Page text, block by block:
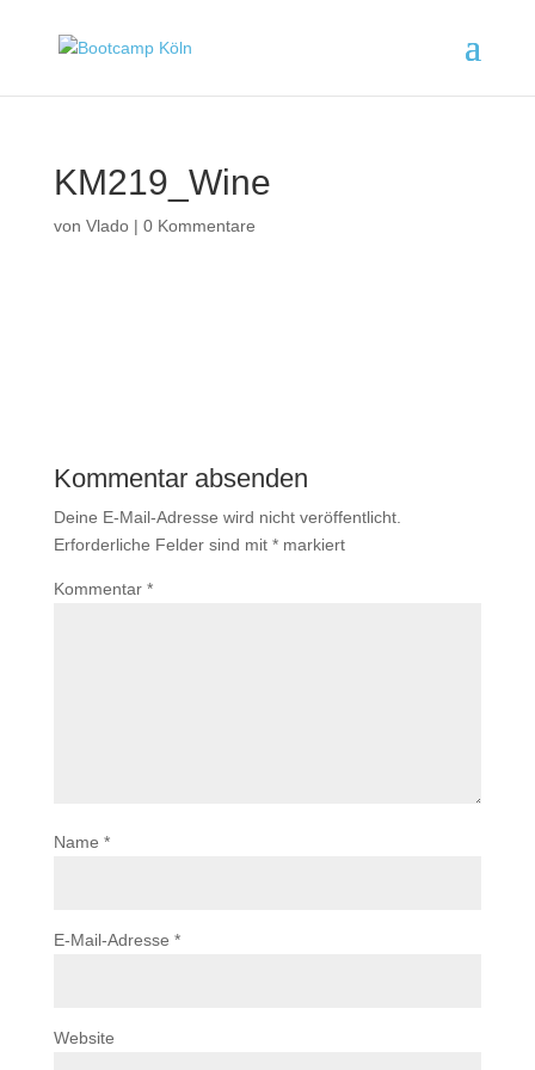
KM219_Wine
von Vlado| 0 Kommentare
Kommentar absenden
Deine E-Mail-Adresse wird nicht veröffentlicht.
Erforderliche Felder sind mit *markiert
Kommentar *
Name *
E-Mail-Adresse *
Website